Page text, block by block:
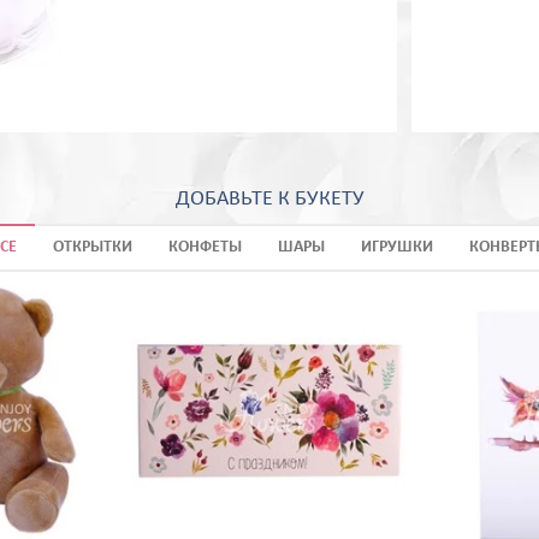
ДОБАВЬТЕ К БУКЕТУ
ОТКРЫТКИ КОНФЕТЫ ШАРЫ ИГРУШКИ